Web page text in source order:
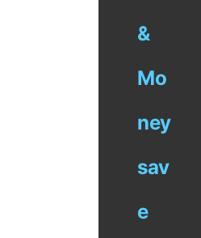
&
Mo
ney
sav
e